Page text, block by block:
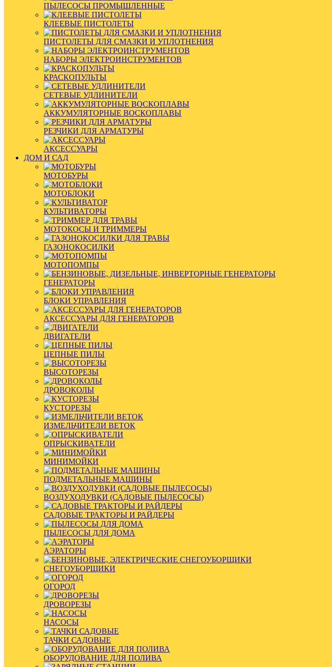
ПЫЛЕСОСЫ ПРОМЫШЛЕННЫЕ
КЛЕЕВЫЕ ПИСТОЛЕТЫ
ПИСТОЛЕТЫ ДЛЯ СМАЗКИ И УПЛОТНЕНИЯ
НАБОРЫ ЭЛЕКТРОИНСТРУМЕНТОВ
КРАСКОПУЛЬТЫ
СЕТЕВЫЕ УДЛИНИТЕЛИ
АККУМУЛЯТОРНЫЕ ВОСКОПЛАВЫ
РЕЗЧИКИ ДЛЯ АРМАТУРЫ
АКСЕССУАРЫ
ДОМ И САД
МОТОБУРЫ
МОТОБЛОКИ
КУЛЬТИВАТОРЫ
МОТОКОСЫ И ТРИММЕРЫ
ГАЗОНОКОСИЛКИ
МОТОПОМПЫ
ГЕНЕРАТОРЫ
БЛОКИ УПРАВЛЕНИЯ
АКСЕССУАРЫ ДЛЯ ГЕНЕРАТОРОВ
ДВИГАТЕЛИ
ЦЕПНЫЕ ПИЛЫ
ВЫСОТОРЕЗЫ
ДРОВОКОЛЫ
КУСТОРЕЗЫ
ИЗМЕЛЬЧИТЕЛИ ВЕТОК
ОПРЫСКИВАТЕЛИ
МИНИМОЙКИ
ПОДМЕТАЛЬНЫЕ МАШИНЫ
ВОЗДУХОДУВКИ (САДОВЫЕ ПЫЛЕСОСЫ)
САДОВЫЕ ТРАКТОРЫ И РАЙДЕРЫ
ПЫЛЕСОСЫ ДЛЯ ДОМА
АЭРАТОРЫ
СНЕГОУБОРЩИКИ
ОГОРОД
ДРОВОРЕЗЫ
НАСОСЫ
ТАЧКИ САДОВЫЕ
ОБОРУДОВАНИЕ ДЛЯ ПОЛИВА